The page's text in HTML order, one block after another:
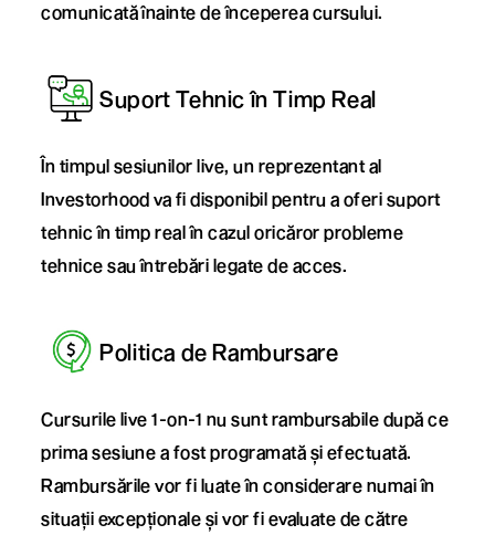
comunicată înainte de începerea cursului.
Suport Tehnic în Timp Real
În timpul sesiunilor live, un reprezentant al
Investorhood va fi disponibil pentru a oferi suport
tehnic în timp real în cazul oricăror probleme
tehnice sau întrebări legate de acces.
Politica de Rambursare
Cursurile live 1-on-1 nu sunt rambursabile după ce
prima sesiune a fost programată și efectuată.
Rambursările vor fi luate în considerare numai în
situații excepționale și vor fi evaluate de către